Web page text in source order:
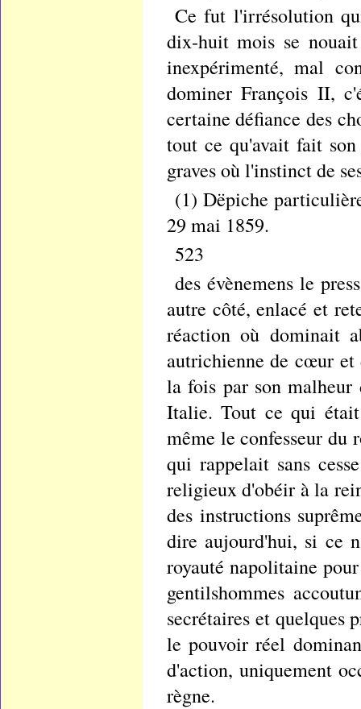
Ce fut l'irrésolution
dix-huit mois se
inexpérimenté, mal
dominer François II,
certaine défiance des
tout ce qu'avait fait son
graves où l'instinct de
(1) Dëpiche
29 mai 1859.
523
des évènemens le
autre côté, enlacé et
réaction où dominait
autrichienne de cœur et
la fois par son
Italie. Tout ce qui
même le confesseur
qui rappelait sans
religieux d'obéir à la
des instructions
dire aujourd'hui, si ce
royauté napolitaine
gentilshommes
secrétaires et quelques
le pouvoir réel
d'action, uniquement
règne.